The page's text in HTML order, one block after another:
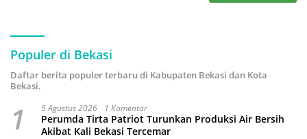
Populer di Bekasi
Daftar berita populer terbaru di Kabupaten Bekasi dan Kota
Bekasi.
1 5 Agustus 2026 1 Komentar
Perumda Tirta Patriot Turunkan Produksi Air Bersih
Akibat Kali Bekasi Tercemar